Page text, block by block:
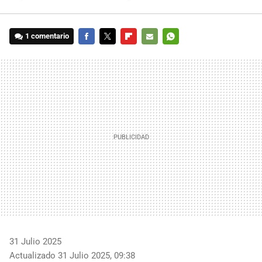
1 comentario
MAIL
31 Julio 2025
Actualizado 31 Julio 2025, 09:38